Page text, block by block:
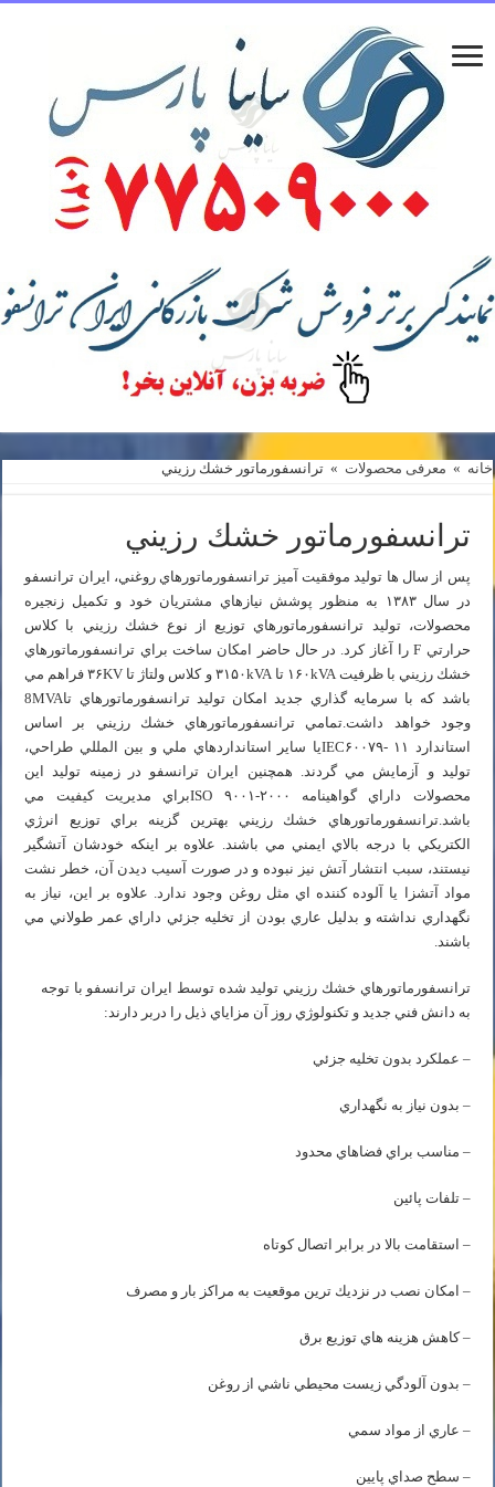
خانه » معرفی محصولات » ترانسفورماتور خشك رزيني
ترانسفورماتور خشك رزيني
پس از سال ها توليد موفقيت آميز ترانسفورماتورهاي روغني، ايران ترانسفو
در سال ۱۳۸۳ به منظور پوشش نيازهاي مشتريان خود و تكميل زنجيره
محصولات، توليد ترانسفورماتورهاي توزيع از نوع خشك رزيني با كلاس
حرارتي F را آغاز كرد. در حال حاضر امكان ساخت براي ترانسفورماتورهاي
خشك رزيني با ظرفيت ۱۶۰kVA تا ۳۱۵۰kVA و كلاس ولتاژ تا ۳۶KV فراهم مي
باشد كه با سرمايه گذاري جديد امكان توليد ترانسفورماتورهاي تا8MVA
وجود خواهد داشت.تمامي ترانسفورماتورهاي خشك رزيني بر اساس
استاندارد IEC۶۰۰۷۹- ۱۱يا ساير استانداردهاي ملي و بين المللي طراحي،
توليد و آزمايش مي گردند. همچنين ايران ترانسفو در زمينه توليد اين
محصولات داراي گواهينامه ISO ۹۰۰۱-۲۰۰۰براي مدیریت كيفيت مي
باشد.ترانسفورماتورهاي خشك رزيني بهترين گزينه براي توزيع انرژي
الكتريكي با درجه بالاي ايمني مي باشند. علاوه بر اينكه خودشان آتشگير
نيستند، سبب انتشار آتش نيز نبوده و در صورت آسيب ديدن آن، خطر نشت
مواد آتشزا يا آلوده كننده اي مثل روغن وجود ندارد. علاوه بر اين، نياز به
نگهداري نداشته و بدليل عاري بودن از تخليه جزئي داراي عمر طولاني مي
باشند.
ترانسفورماتورهاي خشك رزيني توليد شده توسط ايران ترانسفو با توجه
به دانش فني جديد و تكنولوژي روز آن مزاياي ذيل را دربر دارند:
– عملكرد بدون تخليه جزئي
– بدون نياز به نگهداري
– مناسب براي فضاهاي محدود
– تلفات پائين
– استقامت بالا در برابر اتصال كوتاه
– امكان نصب در نزديك ترين موقعيت به مراكز بار و مصرف
– كاهش هزينه هاي توزيع برق
– بدون آلودگي زيست محيطي ناشي از روغن
– عاري از مواد سمي
– سطح صداي پايين